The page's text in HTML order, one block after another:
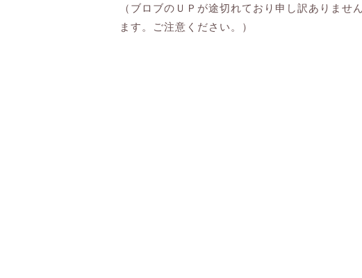
（ブロブのＵＰが途切れており申し訳ありま
ます。ご注意ください。）